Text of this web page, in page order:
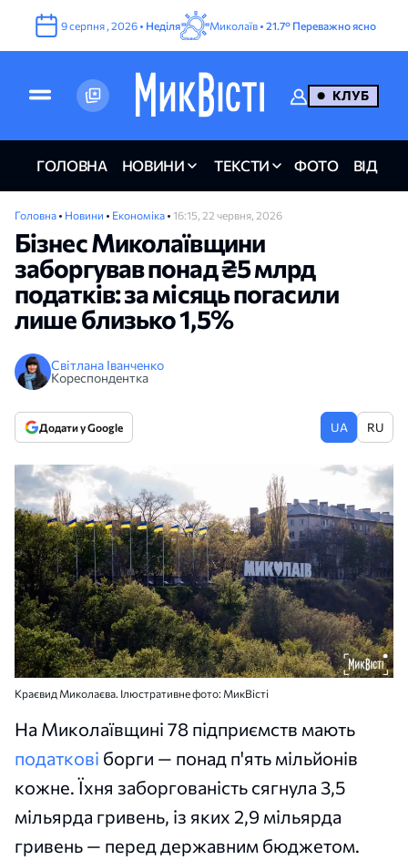
9серпня , 2026 • Неділя Миколаїв • 21.7° Переважно ясно
КЛУБ
ГОЛОВНА НОВИНИ ТЕКСТИ ФОТО ВІДЕО
Головна • Новини • Економіка • 16:15, 22 червня, 2026
Бізнес Миколаївщини
заборгував понад ₴5 млрд
податків: за місяць погасили
лише близько 1,5%
Світлана Іванченко
Кореспондентка
Додати у Google UA RU
Краєвид Миколаєва. Ілюстративне фото: МикВісті
На Миколаївщині 78 підприємств мають
податкові борги — понад п'ять мільйонів
кожне. Їхня заборгованість сягнула 3,5
мільярда гривень, із яких 2,9 мільярда
гривень — перед державним бюджетом.